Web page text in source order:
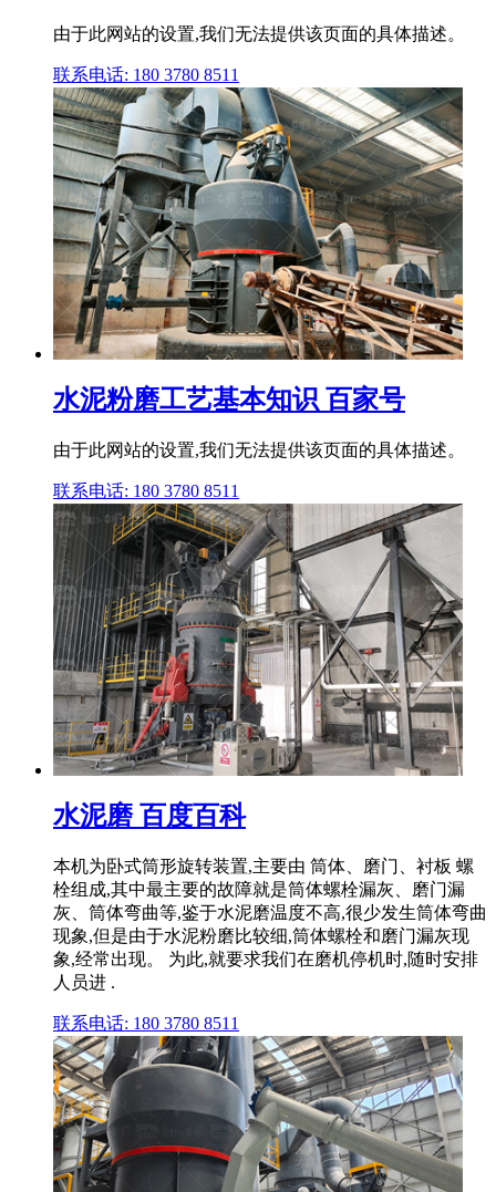
由于此网站的设置,我们无法提供该页面的具体描述。
联系电话: 180 3780 8511
水泥粉磨工艺基本知识 百家号
由于此网站的设置,我们无法提供该页面的具体描述。
联系电话: 180 3780 8511
水泥磨 百度百科
本机为卧式筒形旋转装置,主要由 筒体、磨门、衬板 螺
栓组成,其中最主要的故障就是筒体螺栓漏灰、磨门漏
灰、筒体弯曲等,鉴于水泥磨温度不高,很少发生筒体弯曲
现象,但是由于水泥粉磨比较细,筒体螺栓和磨门漏灰现
象,经常出现。 为此,就要求我们在磨机停机时,随时安排
人员进 .
联系电话: 180 3780 8511